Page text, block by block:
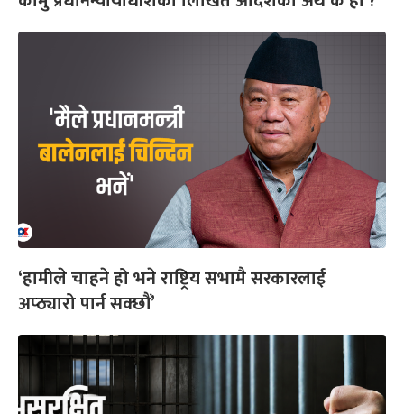
‘हामीले चाहने हो भने राष्ट्रिय सभामै सरकारलाई
अप्ठ्यारो पार्न सक्छौं’